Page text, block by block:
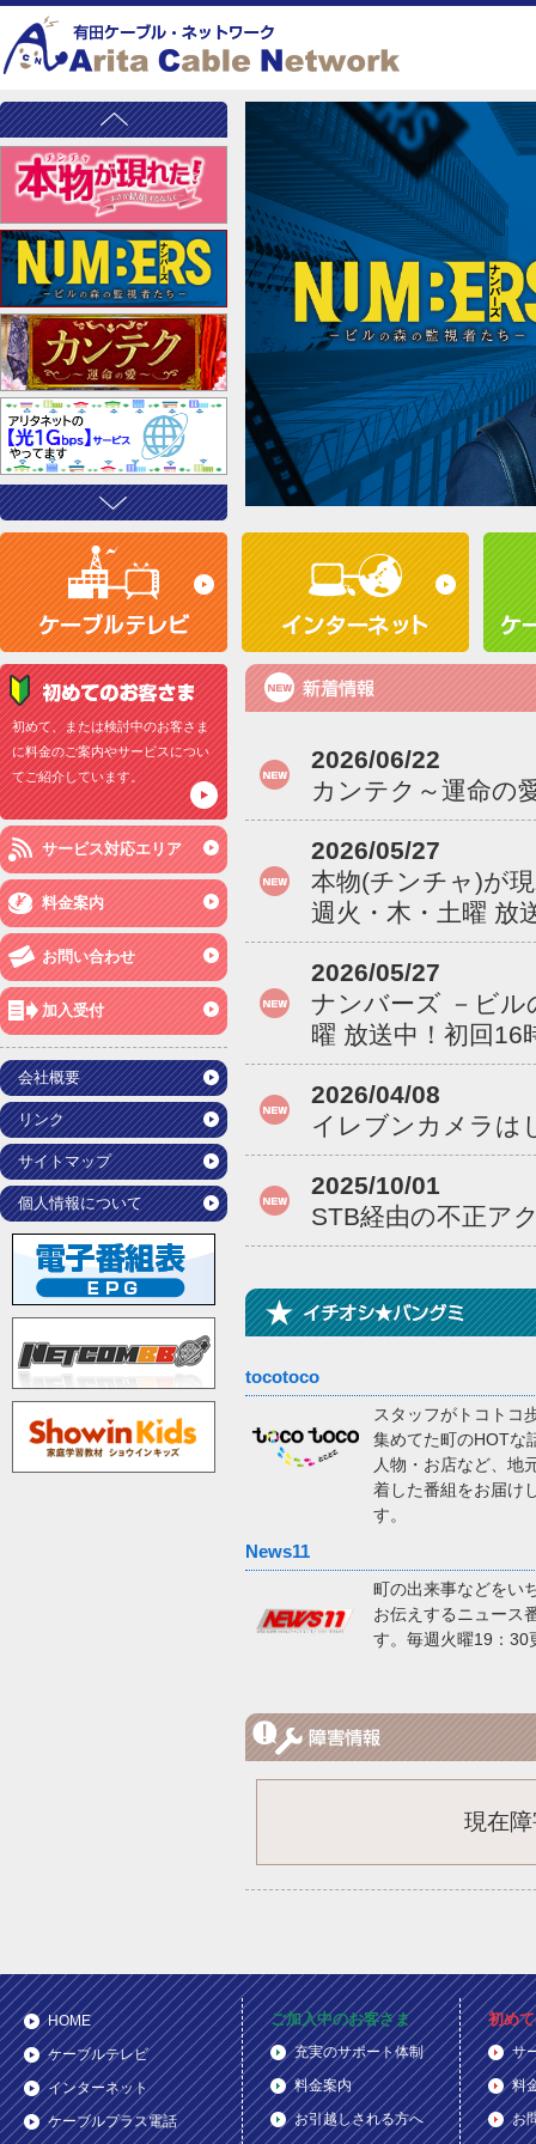
2026/06/22
カンテク～運命の
2026/05/27
本物(チンチャ)が
週火・木・土曜 放
2026/05/27
ナンバーズ －ビル
曜 放送中！初回16
2026/04/08
イレブンカメラは
2025/10/01
STB経由の不正ア
tocotoco
スタッフがトコトコ
集めてた町のHOTな
人物・お店など、地
着した番組をお届け
す。
News11
町の出来事などをい
お伝えするニュース
す。毎週火曜19：30
現在
初めて、または検討中のお客さま
に料金のご案内やサービスについ
てご紹介しています。
サービス対応エリア
料金案内
お問い合わせ
加入受付
会社概要
リンク
サイトマップ
個人情報について
HOME
ケーブルテレビ
インターネット
ケーブルプラス電話
ご加入中のお客さま
充実のサポート体制
料金案内
お引越しされる方へ
初め
サ
料
お